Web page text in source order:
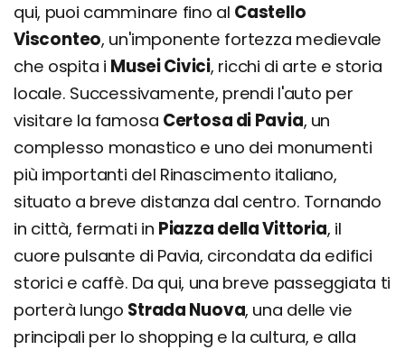
qui, puoi camminare fino al Castello
Visconteo, un'imponente fortezza medievale
che ospita i Musei Civici, ricchi di arte e storia
locale. Successivamente, prendi l'auto per
visitare la famosa Certosa di Pavia, un
complesso monastico e uno dei monumenti
più importanti del Rinascimento italiano,
situato a breve distanza dal centro. Tornando
in città, fermati in Piazza della Vittoria, il
cuore pulsante di Pavia, circondata da edifici
storici e caffè. Da qui, una breve passeggiata ti
porterà lungo Strada Nuova, una delle vie
principali per lo shopping e la cultura, e alla